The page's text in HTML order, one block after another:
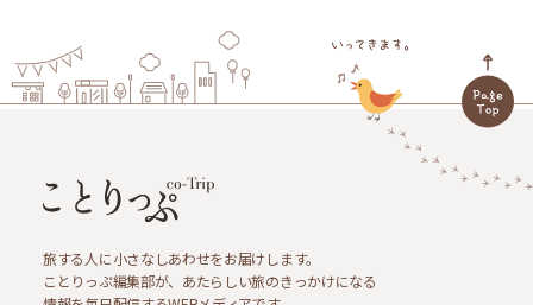
旅する人に小さなしあわせをお届けします。
ことりっぷ編集部が、あたらしい旅のきっかけになる